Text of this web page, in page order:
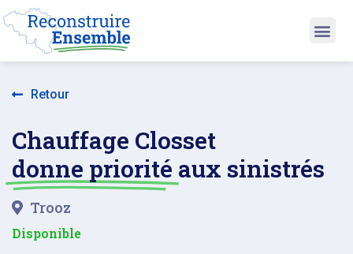
Retour
Chauffage Closset
donne priorité aux sinistrés
Trooz
Disponible